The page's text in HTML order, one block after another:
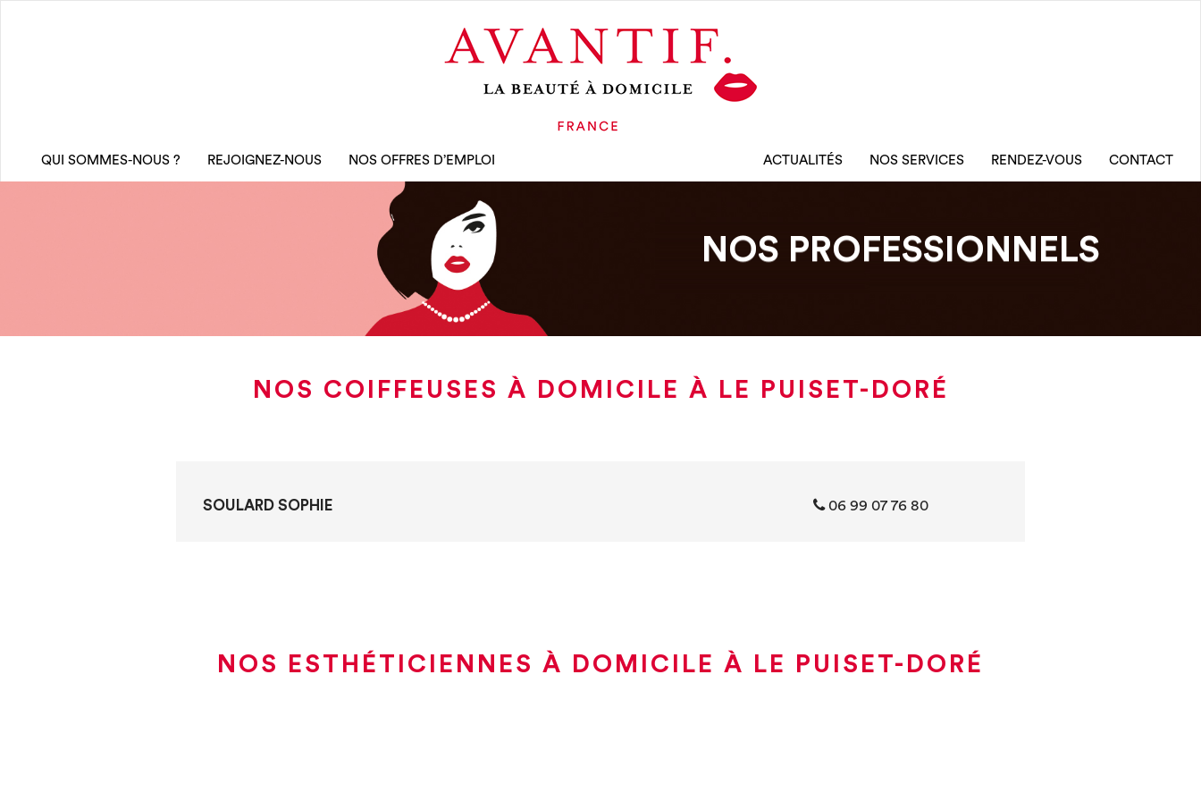
QUI SOMMES-NOUS ? REJOIGNEZ-NOUS NOS OFFRES D’EMPLOI ACTUALITÉS NOS SERVICES RENDEZ-VOUS CONTACT
NOS PROFESSIONNELS
NOS COIFFEUSES À DOMICILE À LE PUISET-DORÉ
SOULARD SOPHIE 06 99 07 76 80
NOS ESTHÉTICIENNES À DOMICILE À LE PUISET-DORÉ